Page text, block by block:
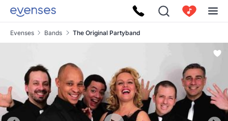
Evenses Bands The Original Partyband